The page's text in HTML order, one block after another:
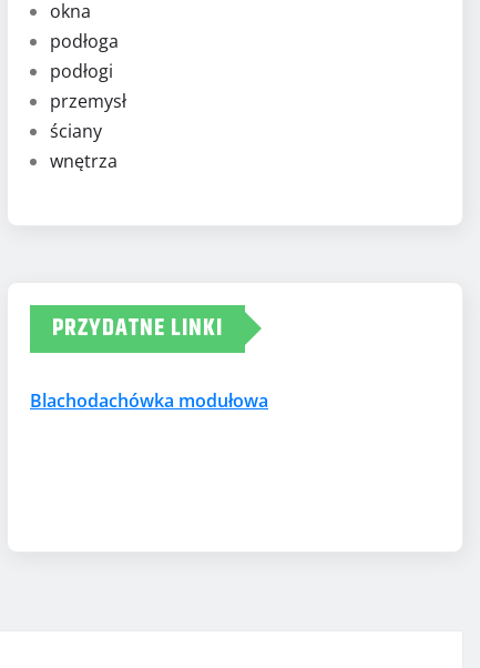
okna
podłoga
podłogi
przemysł
ściany
wnętrza
PRZYDATNE LINKI
Blachodachówka modułowa